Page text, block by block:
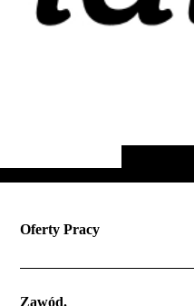
Oferty Pracy
Zawód.